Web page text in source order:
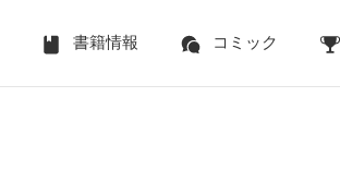
書籍情報 コミック